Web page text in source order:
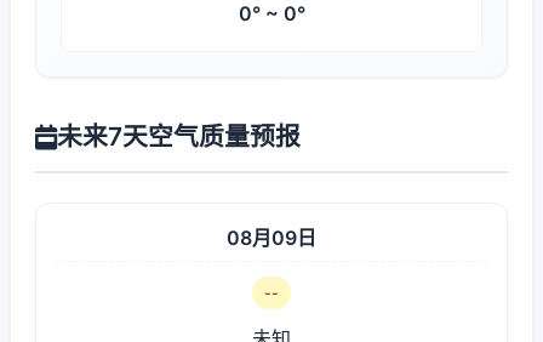
0° ~ 0°
未来7天空气质量预报
08月09日
--